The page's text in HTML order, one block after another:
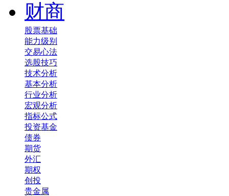
财商
股票基础
能力级别
交易心法
选股技巧
技术分析
基本分析
行业分析
宏观分析
指标公式
投资基金
债券
期货
外汇
期权
创投
贵金属